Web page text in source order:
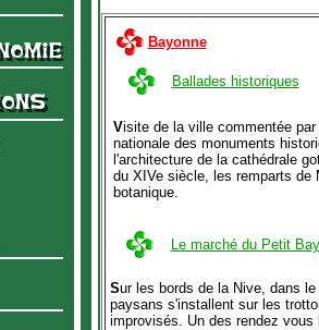
Bayonne
Ballades historiques
Visite de la ville commentée
nationale des monuments
l'architecture de la cathédrale
du XIVe siècle, les remparts de
botanique.
Le marché du Petit
Sur les bords de la Nive, dans
paysans s'installent sur les
improvisés. Un des rendez